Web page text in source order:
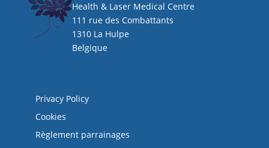
Health & Laser Medical Centre
111 rue des Combattants
1310 La Hulpe
Belgique
Privacy Policy
Cookies
Règlement parrainages